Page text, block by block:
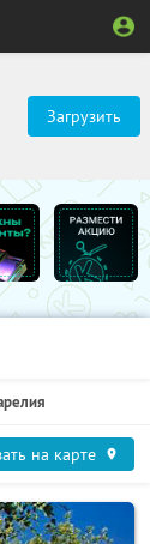
Загрузить
на карте